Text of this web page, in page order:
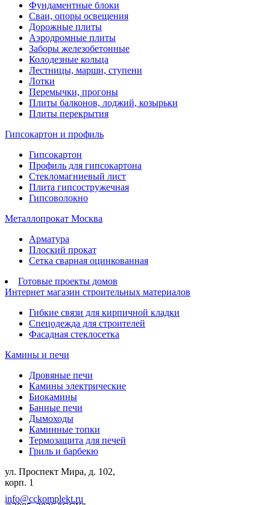
Фундаментные блоки
Сваи, опоры освещения
Дорожные плиты
Аэродромные плиты
Заборы железобетонные
Колодезные кольца
Лестницы, марши, ступени
Лотки
Перемычки, прогоны
Плиты балконов, лоджий, козырьки
Плиты перекрытия
Гипсокартон и профиль
Гипсокартон
Профиль для гипсокартона
Стекломагниевый лист
Плита гипсостружечная
Гипсоволокно
Металлопрокат Москва
Арматура
Плоский прокат
Сетка сварная оцинкованная
Готовые проекты домов
Интернет магазин строительных материалов
Гибкие связи для кирпичной кладки
Спецодежда для строителей
Фасадная стеклосетка
Камины и печи
Дровяные печи
Камины электрические
Биокамины
Банные печи
Дымоходы
Каминные топки
Термозащита для печей
Гриль и барбекю
ул. Проспект Мира, д. 102,
корп. 1
info@cckomplekt.ru